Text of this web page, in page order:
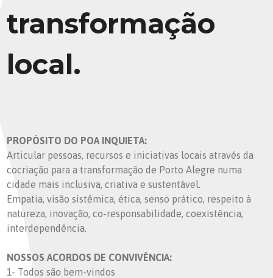
transformação
local.
PROPÓSITO DO POA INQUIETA:
Articular pessoas, recursos e iniciativas locais através da
cocriação para a transformação de Porto Alegre numa
cidade mais inclusiva, criativa e sustentável.
Empatia, visão sistêmica, ética, senso prático, respeito à
natureza, inovação, co-responsabilidade, coexistência,
interdependência.
NOSSOS ACORDOS DE CONVIVÊNCIA:
1- Todos são bem-vindos